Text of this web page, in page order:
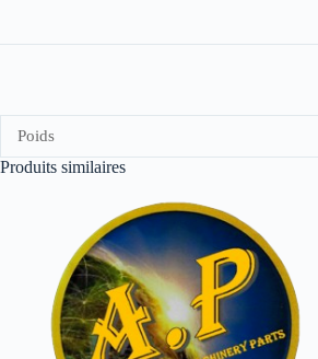
Poids
Produits similaires